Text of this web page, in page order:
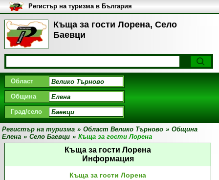
Къща за гости Лорена, Село
Баевци
Регистър на туризма в България
Област
Община
Град/село
Регистър на туризма » Област Велико Търново » Община
Елена » Село Баевци » Къща за гости Лорена
Къща за гости Лорена
Информация
Къща за гости Лорена